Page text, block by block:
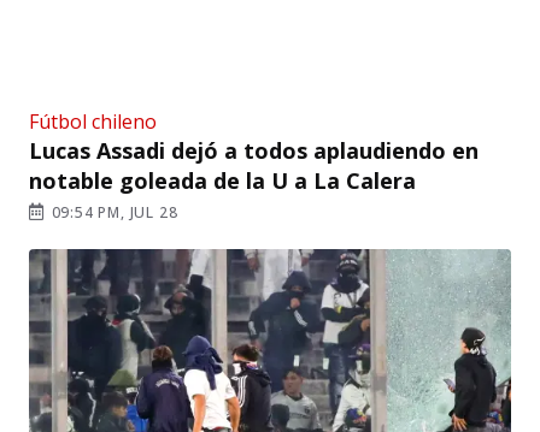
Fútbol chileno
Lucas Assadi dejó a todos aplaudiendo en
notable goleada de la U a La Calera
09:54 PM, JUL 28